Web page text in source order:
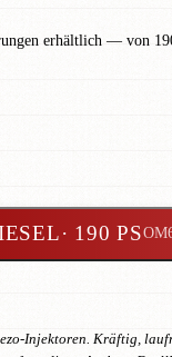
erhältlich — von
· 190 PS
Injektoren. Kräftig,